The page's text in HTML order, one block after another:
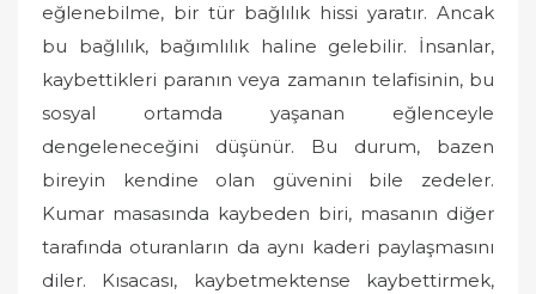
eğlenebilme, bir tür bağlılık hissi yaratır. Ancak
bu bağlılık, bağımlılık haline gelebilir. İnsanlar,
kaybettikleri paranın veya zamanın telafisinin, bu
sosyal ortamda yaşanan eğlenceyle
dengeleneceğini düşünür. Bu durum, bazen
bireyin kendine olan güvenini bile zedeler.
Kumar masasında kaybeden biri, masanın diğer
tarafında oturanların da aynı kaderi paylaşmasını
diler. Kısacası, kaybetmektense kaybettirmek,